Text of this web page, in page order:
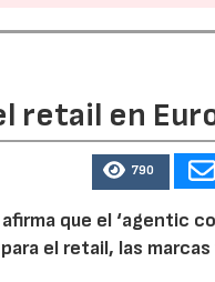
retail en
790
que el ‘agentic
el retail, las